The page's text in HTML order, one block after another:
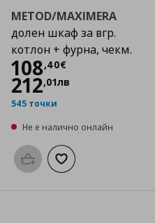
METOD/MAXIMERA
долен шкаф за вгр.
котлон + фурна, чекм.
108,40€
Цена
212,01лв
545 точки
Не е налично онлайн
Προσθήκη στο καλάθι
Добави към